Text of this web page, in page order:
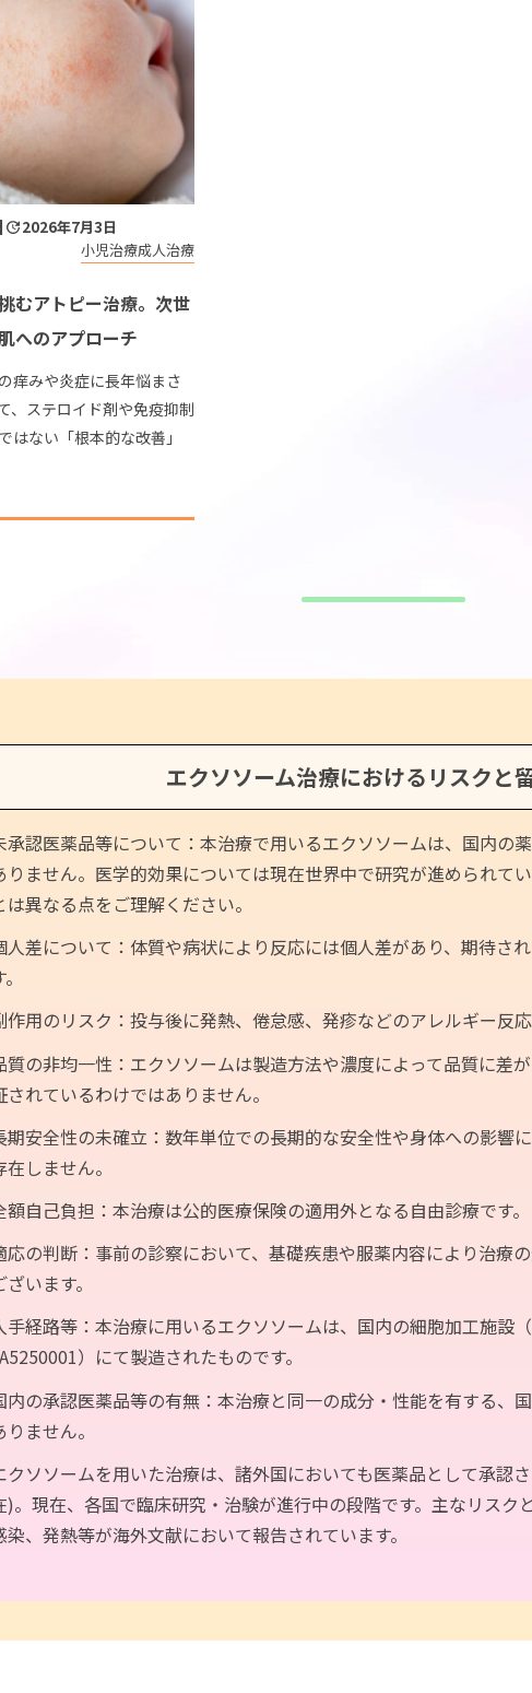
小児治療
脳性麻痺
急性脳症後遺症
自閉症
健康維持
ストレス緩
肩こり
当院について
価格について
診察予約
エ
2026年7月3日
小児治療成人治療
むアトピー治療。次世
へのアプローチ
痒みや炎症に長年悩まさ
、ステロイド剤や免疫抑制
はない「根本的な改善」
[…]
エクソソーム治療におけるリスクと
承認医薬品等について：本治療で用いるエクソソームは、国内の
りません。医学的効果については現在世界中で研究が進められて
は異なる点をご理解ください。
人差について：体質や病状により反応には個人差があり、期待さ
作用のリスク：投与後に発熱、倦怠感、発疹などのアレルギー反
質の非均一性：エクソソームは製造方法や濃度によって品質に差
されているわけではありません。
期安全性の未確立：数年単位での長期的な安全性や身体への影響
在しません。
額自己負担：本治療は公的医療保険の適用外となる自由診療です。
応の判断：事前の診察において、基礎疾患や服薬内容により治療
ざいます。
手経路等：本治療に用いるエクソソームは、国内の細胞加工施設
）にて製造されたものです。
内の承認医薬品等の有無：本治療と同一の成分・性能を有する、
りません。
クソソームを⽤いた治療は、諸外国においても医薬品として承認
)。現在、各国で臨床研究・治験が進⾏中の段階です。主なリスク
染、発熱等が海外⽂献において報告されています。